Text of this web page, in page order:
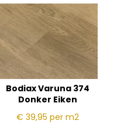
Bodiax Varuna 374
Donker Eiken
€ 39,95 per m2